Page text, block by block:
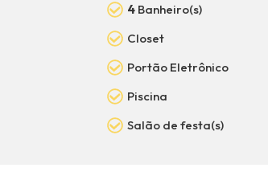
4Banheiro(s)
Closet
Portão Eletrônico
Piscina
Salão de festa(s)